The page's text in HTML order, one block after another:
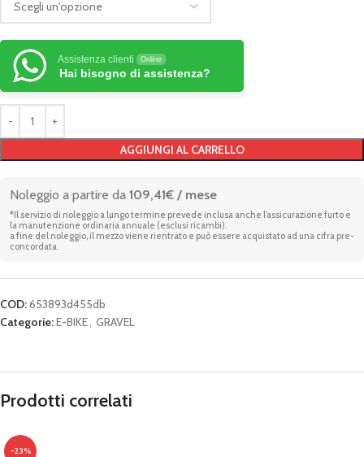
AGGIUNGI AL CARRELLO
Assistenza clienti Online
Hai bisogno di assistenza?
Noleggio a partire da 109,41€ / mese
*Il servizio di noleggio a lungo termine prevede inclusa anche l’assicurazione furto e
la manutenzione ordinaria annuale (esclusi ricambi).
a fine del noleggio, il mezzo viene rientrato e può essere acquistato ad una cifra pre-
concordata.
COD:653893d455db
Categorie:E-BIKE, GRAVEL
Prodotti correlati
-23%